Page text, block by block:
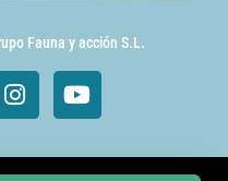
Fauna y acción S.L.